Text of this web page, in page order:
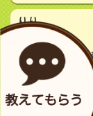
りり
備長 エスカ店
ログ]
https://
2301/A230101/
こちらのお店は